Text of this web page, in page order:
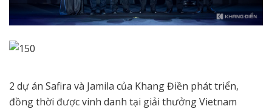
2 dự án Safira và Jamila của Khang Điền phát triển,
đồng thời được vinh danh tại giải thưởng Vietnam